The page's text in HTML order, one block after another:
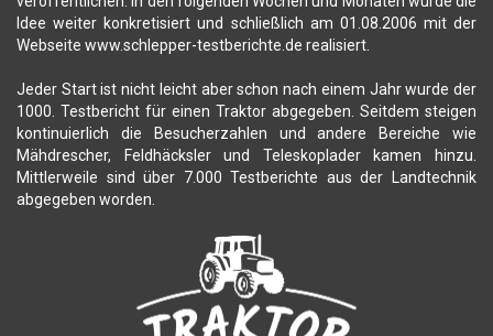
Idee weiter konkretisiert und schließlich am 01.08.2006 mit der
Webseite www.schlepper-testberichte.de realisiert.
Jeder Start ist nicht leicht aber schon nach einem Jahr wurde der
1000. Testbericht für einen Traktor abgegeben. Seitdem steigen
kontinuierlich die Besucherzahlen und andere Bereiche wie
Mähdrescher, Feldhäcksler und Teleskoplader kamen hinzu.
Mittlerweile sind über 7.000 Testberichte aus der Landtechnik
abgegeben worden.